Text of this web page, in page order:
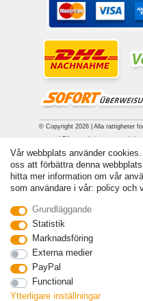
© Copyright 2026 | Alla rattigheter
moms | För grundpris, se
Withdraw from contract
Vår webbplats använder
oss att förbättra denna
hitta mer information om vår
som användare i vår: policy och
Grundläggande
Statistik
Marknadsföring
Externa medier
PayPal
Functional
Ytterligare inställningar